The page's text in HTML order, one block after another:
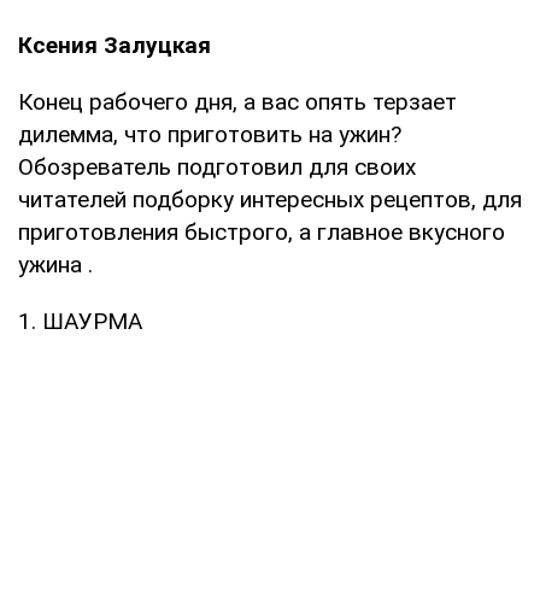
Ксения Залуцкая
Конец рабочего дня, а вас опять терзает
дилемма, что приготовить на ужин?
Обозреватель подготовил для своих
читателей подборку интересных рецептов, для
приготовления быстрого, а главное вкусного
ужина .
1. ШАУРМА